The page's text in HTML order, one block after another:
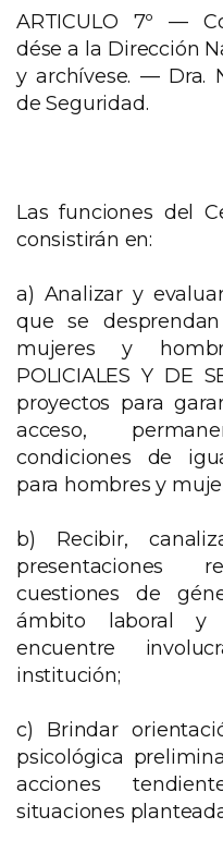
ARTICULO 7º —
dése a la Dirección
y archívese. — Dra.
de Seguridad.
Las funciones del
consistirán en:
a) Analizar y
que se
mujeres y
POLICIALES Y DE
proyectos para
acceso,
condiciones de
para hombres y
b) Recibir,
presentaciones
cuestiones de
ámbito laboral y
encuentre
institución;
c) Brindar
psicológica
acciones
situaciones